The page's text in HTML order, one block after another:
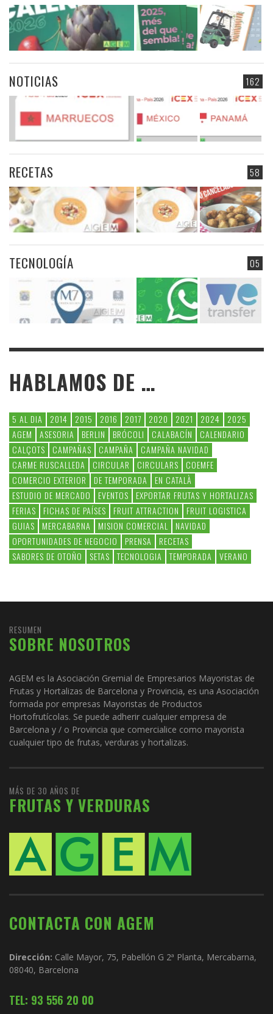
162
NOTICIAS
58
RECETAS
05
TECNOLOGÍA
HABLAMOS DE …
5 AL DIA 2014 2015 2016 2017 2020 2021 2024
2025
AGEM
ASESORIA BERLIN BRÓCOLI CALABACÍN
CALENDARIO
CALÇOTS
CAMPAÑAS CAMPAÑA
CAMPAÑA NAVIDAD
CARME RUSCALLEDA
CIRCULAR CIRCULARS
COEMFE
COMERCIO EXTERIOR
DE TEMPORADA
EN CATALÀ
ESTUDIO DE MERCADO
EVENTOS
EXPORTAR FRUTAS Y HORTALIZAS
FERIAS
FICHAS DE PAÍSES FRUIT ATTRACTION
FRUIT LOGISTICA
GUIAS
MERCABARNA MISION COMERCIAL
NAVIDAD
OPORTUNIDADES DE NEGOCIO
PRENSA
RECETAS
SABORES DE OTOÑO
SETAS TECNOLOGIA TEMPORADA VERANO
RESUMEN
SOBRE NOSOTROS
AGEM es la Asociación Gremial de Empresarios Mayoristas de
Frutas y Hortalizas de Barcelona y Provincia, es una Asociación
formada por empresas Mayoristas de Productos
Hortofrutícolas. Se puede adherir cualquier empresa de
Barcelona y / o Provincia que comercialice como mayorista
cualquier tipo de frutas, verduras y hortalizas.
MÁS DE 30 AÑOS DE
FRUTAS Y VERDURAS
CONTACTA CON AGEM
Dirección: Calle Mayor, 75, Pabellón G 2ª Planta, Mercabarna,
08040, Barcelona
TEL: 93 556 20 00